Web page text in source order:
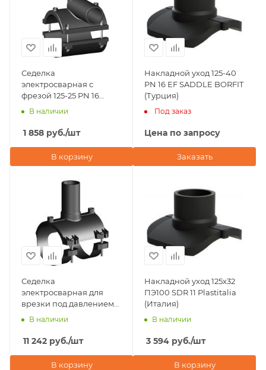
Седелка
электросварная с
фрезой 125-25 PN 16
TAPPING TEE WITHOUT
В наличии
1 858 руб./шт
В корзину
Накладной уход 125-40
PN 16 EF SADDLE BORFIT
(Турция)
Под заказ
Цена по запросу
Заказать
Седелка
электросварная для
врезки под давлением
D125х110 ПЭ100 SDR 11
В наличии
11 242 руб./шт
В корзину
Накладной уход 125х32
ПЭ100 SDR 11 Plastitalia
(Италия)
В наличии
3 594 руб./шт
В корзину